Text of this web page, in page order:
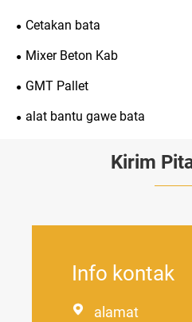
Cetakan bata
Mixer Beton Kab
GMT Pallet
alat bantu gawe bata
Kirim
Info kontak
 alamat